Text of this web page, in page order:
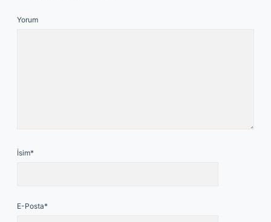
Yorum
İsim*
E-Posta*